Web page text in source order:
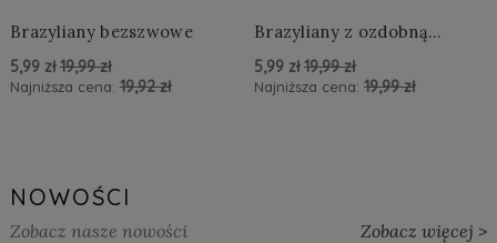
Brazyliany bezszwowe
5,99 zł 19,99 zł
Najniższa cena: 19,92 zł
Brazyliany z ozdobną
5,99 zł 19,99 zł
Najniższa cena: 19,99 zł
NOWOŚCI
Zobacz nasze nowości Zobacz więcej >